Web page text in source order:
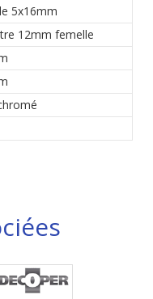
5x16mm
12mm femelle